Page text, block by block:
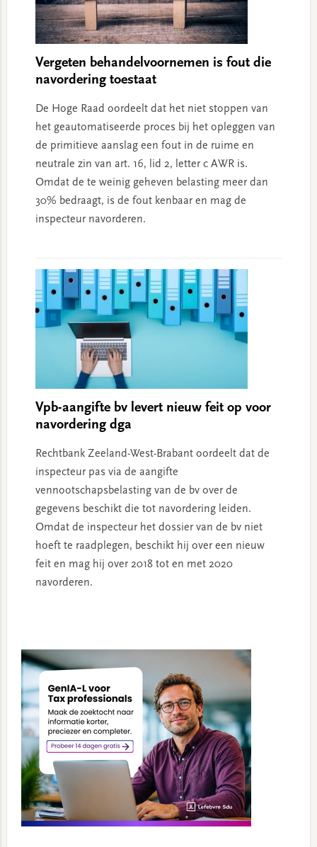
Vergeten behandelvoornemen is fout die
navordering toestaat
De Hoge Raad oordeelt dat het niet stoppen van
het geautomatiseerde proces bij het opleggen van
de primitieve aanslag een fout in de ruime en
neutrale zin van art. 16, lid 2, letter c AWR is.
Omdat de te weinig geheven belasting meer dan
30% bedraagt, is de fout kenbaar en mag de
inspecteur navorderen.
Vpb-aangifte bv levert nieuw feit op voor
navordering dga
Rechtbank Zeeland-West-Brabant oordeelt dat de
inspecteur pas via de aangifte
vennootschapsbelasting van de bv over de
gegevens beschikt die tot navordering leiden.
Omdat de inspecteur het dossier van de bv niet
hoeft te raadplegen, beschikt hij over een nieuw
feit en mag hij over 2018 tot en met 2020
navorderen.
Sidebar